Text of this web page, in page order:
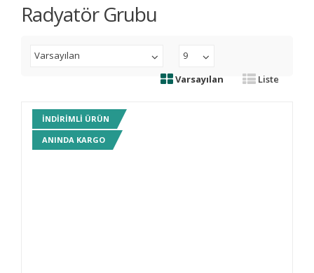
Radyatör Grubu
Varsayılan
9
Varsayılan
Liste
INDIRIMLI ÜRÜN
ANINDA KARGO